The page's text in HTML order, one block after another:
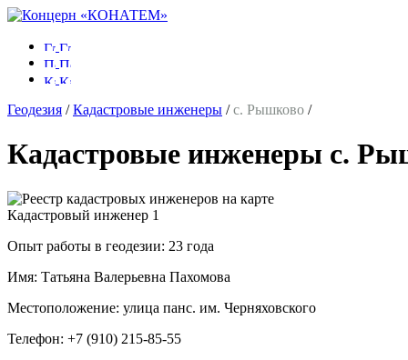
Геодезия /Кадастровые инженеры /с. Рышково /
Кадастровые инженеры с.
Кадастровый инженер 1
Опыт работы в геодезии: 23 года
Имя: Татьяна Валерьевна Пахомова
Местоположение: улица панс. им. Черняховского
Телефон: +7 (910) 215-85-55